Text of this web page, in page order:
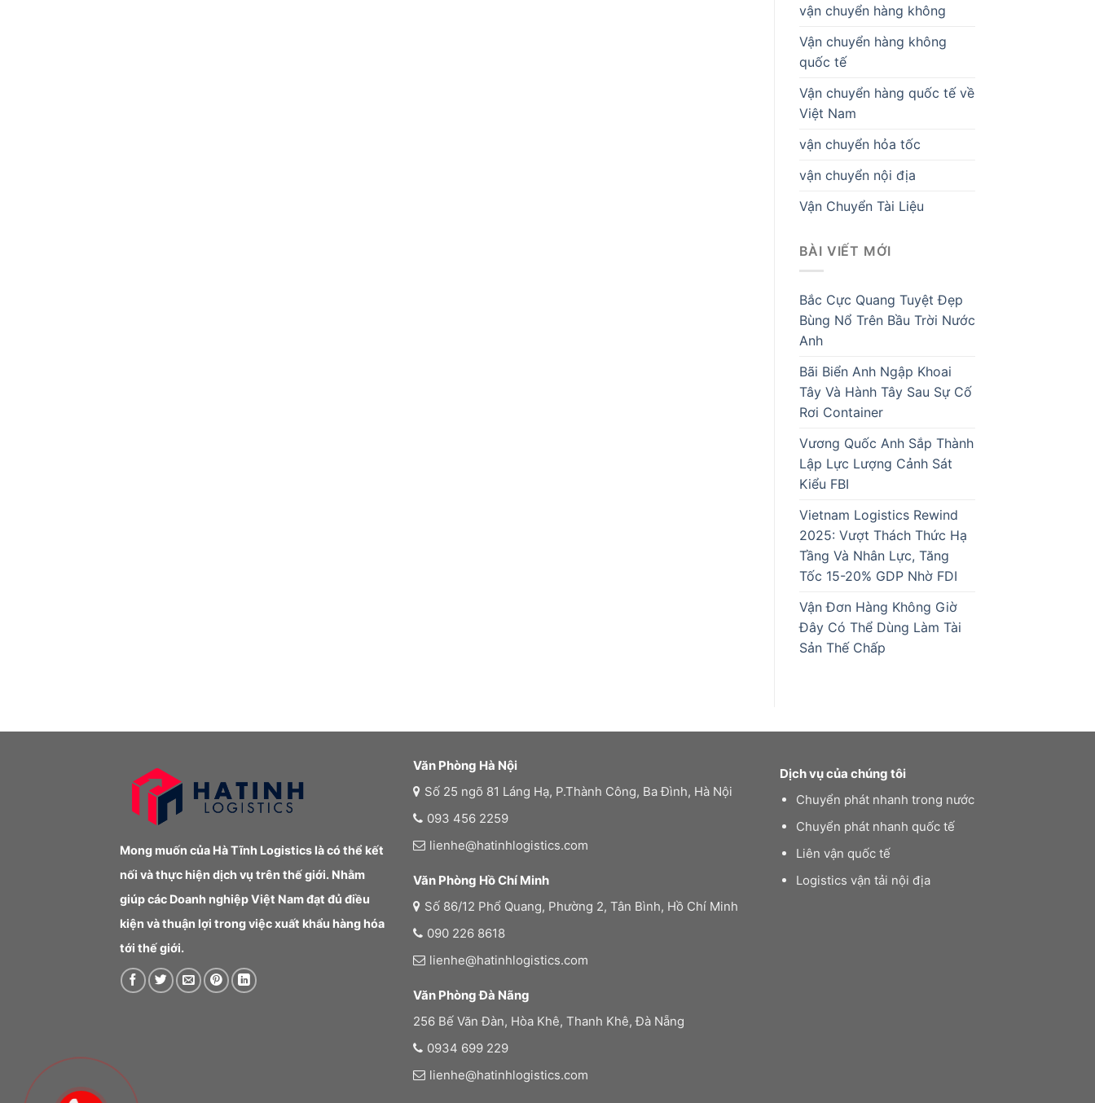
vận chuyển hàng không
Vận chuyển hàng không
quốc tế
Vận chuyển hàng quốc tế về
Việt Nam
vận chuyển hỏa tốc
vận chuyển nội địa
Vận Chuyển Tài Liệu
BÀI VIẾT MỚI
Bắc Cực Quang Tuyệt Đẹp
Bùng Nổ Trên Bầu Trời Nước
Anh
Bãi Biển Anh Ngập Khoai
Tây Và Hành Tây Sau Sự Cố
Rơi Container
Vương Quốc Anh Sắp Thành
Lập Lực Lượng Cảnh Sát
Kiểu FBI
Vietnam Logistics Rewind
2025: Vượt Thách Thức Hạ
Tầng Và Nhân Lực, Tăng
Tốc 15-20% GDP Nhờ FDI
Vận Đơn Hàng Không Giờ
Đây Có Thể Dùng Làm Tài
Sản Thế Chấp
Mong muốn của Hà Tĩnh Logistics là có thể kết
nối và thực hiện dịch vụ trên thế giới. Nhằm
giúp các Doanh nghiệp Việt Nam đạt đủ điều
kiện và thuận lợi trong việc xuất khẩu hàng hóa
tới thế giới.
Văn Phòng Hà Nội
Số 25 ngõ 81 Láng Hạ, P.Thành Công, Ba Đình, Hà Nội
093 456 2259
lienhe@hatinhlogistics.com
Văn Phòng Hồ Chí Minh
Số 86/12 Phổ Quang, Phường 2, Tân Bình, Hồ Chí Minh
090 226 8618
lienhe@hatinhlogistics.com
Văn Phòng Đà Nãng
256 Bế Văn Đàn, Hòa Khê, Thanh Khê, Đà Nẵng
0934 699 229
lienhe@hatinhlogistics.com
Dịch vụ của chúng tôi
Chuyển phát nhanh trong nước
Chuyển phát nhanh quốc tế
Liên vận quốc tế
Logistics vận tải nội địa